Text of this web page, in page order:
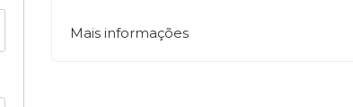
Mais informações